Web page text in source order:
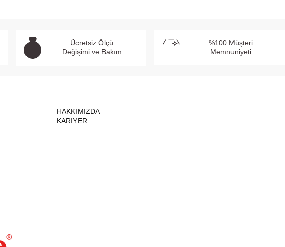
Ücretsiz Ölçü
Değişimi ve Bakım
%100 Müşteri
Memnuniyeti
HAKKIMIZDA
KARIYER